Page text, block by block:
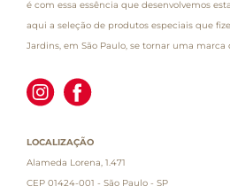
é com essa essência que desenvolvemos
aqui a seleção de produtos especiais que
Jardins, em São Paulo, se tornar uma
LOCALIZAÇÃO
Alameda Lorena, 1.471
CEP 01424-001 - São Paulo - SP